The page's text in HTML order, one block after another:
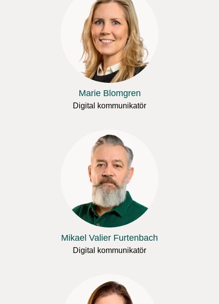
Marie Blomgren
Digital kommunikatör
Mikael Valier Furtenbach
Digital kommunikatör